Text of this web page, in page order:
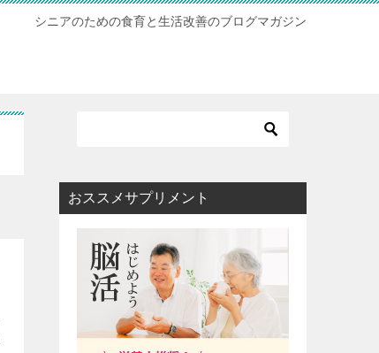
シニアのための食育と生活改善のブログマガジン
おススメサプリメント